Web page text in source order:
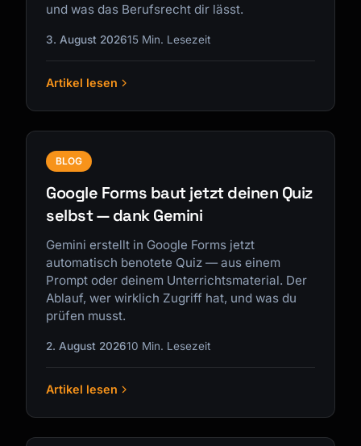
und was das Berufsrecht dir lässt.
3. August 202615 Min. Lesezeit
Artikel lesen
BLOG
Google Forms baut jetzt deinen Quiz
selbst — dank Gemini
Gemini erstellt in Google Forms jetzt
automatisch benotete Quiz — aus einem
Prompt oder deinem Unterrichtsmaterial. Der
Ablauf, wer wirklich Zugriff hat, und was du
prüfen musst.
2. August 202610 Min. Lesezeit
Artikel lesen